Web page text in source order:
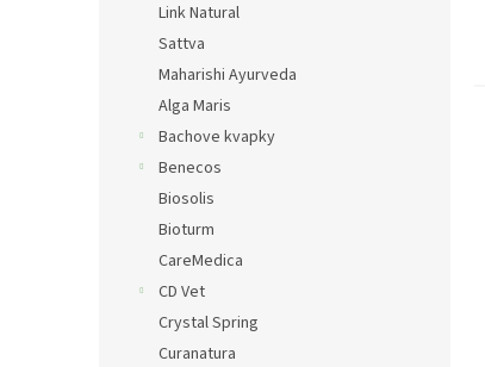
Link Natural
Sattva
Maharishi Ayurveda
Alga Maris
Bachove kvapky
Benecos
Biosolis
Bioturm
CareMedica
CD Vet
Crystal Spring
Curanatura